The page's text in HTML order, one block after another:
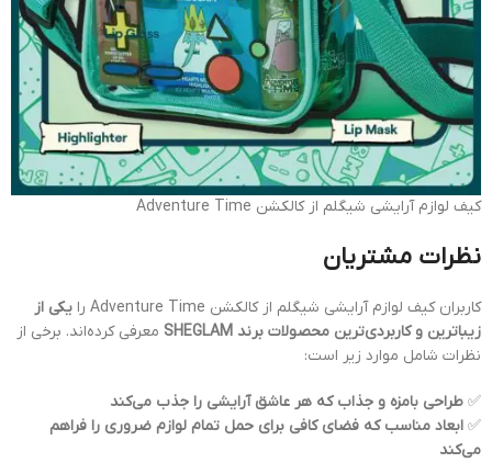
کیف لوازم آرایشی شیگلم از کالکشن Adventure Time
نظرات مشتریان
کاربران کیف لوازم آرایشی شیگلم از کالکشن Adventure Time را
یکی از
زیباترین و کاربردی‌ترین محصولات برند SHEGLAM
معرفی کرده‌اند. برخی از
نظرات شامل موارد زیر است:
✅ طراحی بامزه و جذاب که هر عاشق آرایشی را جذب می‌کند
✅ ابعاد مناسب که فضای کافی برای حمل تمام لوازم ضروری را فراهم
می‌کند